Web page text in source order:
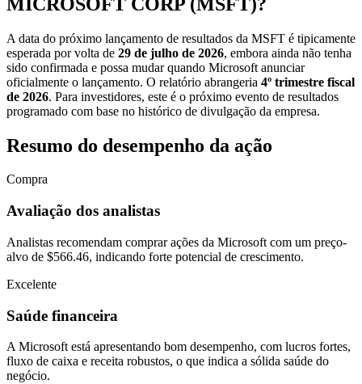
A data do próximo lançamento de resultados da MSFT é tipicamente
esperada por volta de 29 de julho de 2026, embora ainda não tenha
sido confirmada e possa mudar quando Microsoft anunciar
oficialmente o lançamento. O relatório abrangeria 4º trimestre fiscal
de 2026. Para investidores, este é o próximo evento de resultados
programado com base no histórico de divulgação da empresa.
Resumo do desempenho da ação
Compra
Avaliação dos analistas
Analistas recomendam comprar ações da Microsoft com um preço-
alvo de $566.46, indicando forte potencial de crescimento.
Excelente
Saúde financeira
A Microsoft está apresentando bom desempenho, com lucros fortes,
fluxo de caixa e receita robustos, o que indica a sólida saúde do
negócio.